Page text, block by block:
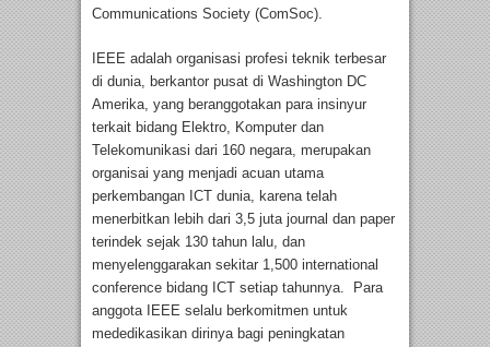
Communications Society (ComSoc).
IEEE adalah organisasi profesi teknik terbesar
di dunia, berkantor pusat di Washington DC
Amerika, yang beranggotakan para insinyur
terkait bidang Elektro, Komputer dan
Telekomunikasi dari 160 negara, merupakan
organisai yang menjadi acuan utama
perkembangan ICT dunia, karena telah
menerbitkan lebih dari 3,5 juta journal dan paper
terindek sejak 130 tahun lalu, dan
menyelenggarakan sekitar 1,500 international
conference bidang ICT setiap tahunnya. Para
anggota IEEE selalu berkomitmen untuk
mededikasikan dirinya bagi peningkatan